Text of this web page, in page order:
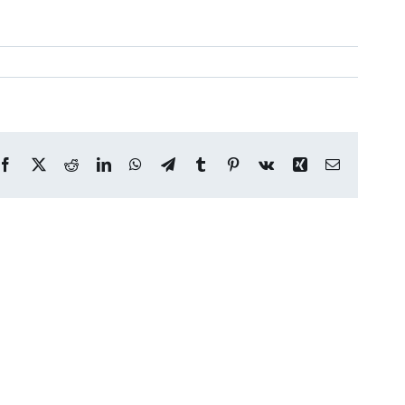
Facebook
X RedditLinkedInWhatsApp
TelegramTumblr Pinterest
Vk Xing Correo